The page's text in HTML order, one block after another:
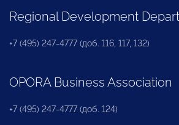
Regional Development
+7 (495) 247-4777 (доб. 116, 117, 132)
OPORA Business Association
+7 (495) 247-4777 (доб. 124)